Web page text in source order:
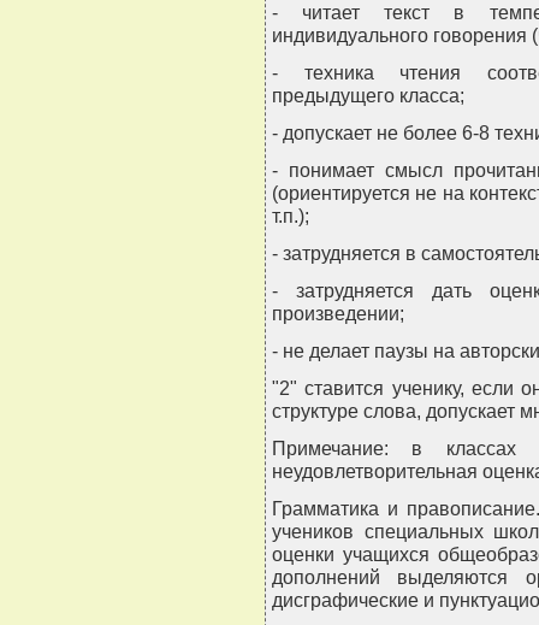
- читает текст в
индивидуального говорения
- техника чтения
предыдущего класса;
- допускает не более 6-8
- понимает смысл
(ориентируется не на
т.п.);
- затрудняется в
- затрудняется дать
произведении;
- не делает паузы на
"2" ставится ученику, если
структуре слова, допускает
Примечание: в классах
неудовлетворительная
Грамматика и
учеников специальных
оценки учащихся
дополнений выделяются
дисграфические и